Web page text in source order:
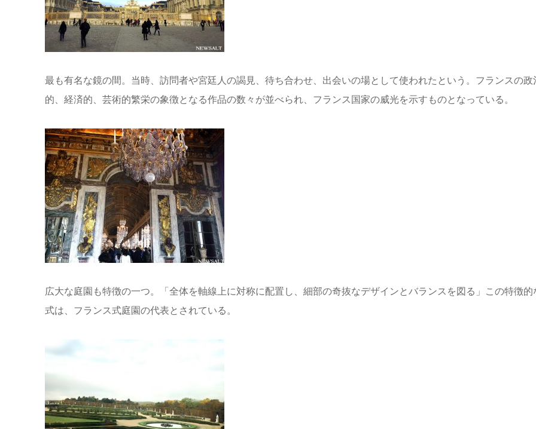
最も有名な鏡の間。当時、訪問者や宮廷人の謁見、待ち合わせ、出会いの場として使われたという。フランスの政
的、経済的、芸術的繁栄の象徴となる作品の数々が並べられ、フランス国家の威光を示すものとなっている。
広大な庭園も特徴の一つ。「全体を軸線上に対称に配置し、細部の奇抜なデザインとバランスを図る」この特徴的
式は、フランス式庭園の代表とされている。